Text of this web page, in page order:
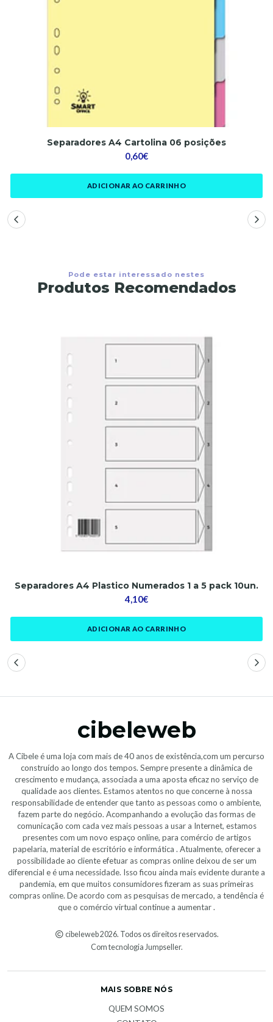
Separadores A4 Cartolina 06 posições
0,60€
ADICIONAR AO CARRINHO
Pode estar interessado nestes
Produtos Recomendados
Separadores A4 Plastico Numerados 1 a 5 pack 10un.
4,10€
ADICIONAR AO CARRINHO
cibeleweb
A Cibele é uma loja com mais de 40 anos de existência,com um percurso
construído ao longo dos tempos. Sempre presente a dinâmica de
crescimento e mudança, associada a uma aposta eficaz no serviço de
qualidade aos clientes. Estamos atentos no que concerne à nossa
responsabilidade de entender que tanto as pessoas como o ambiente,
fazem parte do negócio. Acompanhando a evolução das formas de
comunicação com cada vez mais pessoas a usar a Internet, estamos
presentes com um novo espaço online, para comércio de artigos
papelaria, material de escritório e informática . Atualmente, oferecer a
possibilidade ao cliente efetuar as compras online deixou de ser um
diferencial e é uma necessidade. Isso ficou ainda mais evidente durante a
pandemia, em que muitos consumidores fizeram as suas primeiras
compras online. De acordo com as pesquisas de mercado, a tendência é
que o comércio virtual continue a aumentar .
cibeleweb 2026. Todos os direitos reservados.
Com tecnologia Jumpseller.
MAIS SOBRE NÓS
QUEM SOMOS